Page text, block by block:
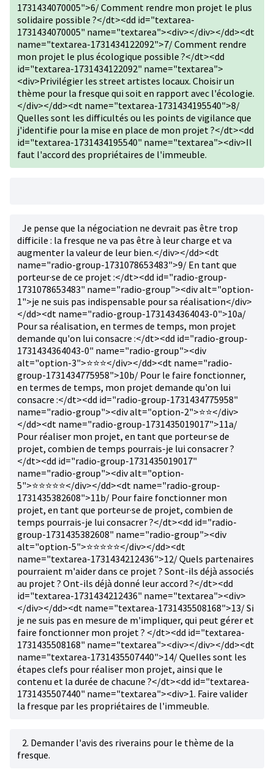
1731434070005">6/ Comment rendre mon projet le plus
solidaire possible ?</dt><dd id="textarea-
1731434070005" name="textarea"><div></div></dd><dt
name="textarea-1731434122092">7/ Comment rendre
mon projet le plus écologique possible ?</dt><dd
id="textarea-1731434122092" name="textarea">
<div>Privilégier les street artistes locaux. Choisir un
thème pour la fresque qui soit en rapport avec l'écologie.
</div></dd><dt name="textarea-1731434195540">8/
Quelles sont les difficultés ou les points de vigilance que
j'identifie pour la mise en place de mon projet ?</dt><dd
id="textarea-1731434195540" name="textarea"><div>Il
faut l'accord des propriétaires de l'immeuble.
Je pense que la négociation ne devrait pas être trop
difficile : la fresque ne va pas être à leur charge et va
augmenter la valeur de leur bien.</div></dd><dt
name="radio-group-1731078653483">9/ En tant que
porteur·se de ce projet :</dt><dd id="radio-group-
1731078653483" name="radio-group"><div alt="option-
1">je ne suis pas indispensable pour sa réalisation</div>
</dd><dt name="radio-group-1731434364043-0">10a/
Pour sa réalisation, en termes de temps, mon projet
demande qu'on lui consacre :</dt><dd id="radio-group-
1731434364043-0" name="radio-group"><div
alt="option-3">⭐⭐⭐</div></dd><dt name="radio-
group-1731434775958">10b/ Pour le faire fonctionner,
en termes de temps, mon projet demande qu'on lui
consacre :</dt><dd id="radio-group-1731434775958"
name="radio-group"><div alt="option-2">⭐⭐</div>
</dd><dt name="radio-group-1731435019017">11a/
Pour réaliser mon projet, en tant que porteur·se de
projet, combien de temps pourrais-je lui consacrer ?
</dt><dd id="radio-group-1731435019017"
name="radio-group"><div alt="option-
5">⭐⭐⭐⭐⭐</div></dd><dt name="radio-group-
1731435382608">11b/ Pour faire fonctionner mon
projet, en tant que porteur·se de projet, combien de
temps pourrais-je lui consacrer ?</dt><dd id="radio-
group-1731435382608" name="radio-group"><div
alt="option-5">⭐⭐⭐⭐⭐</div></dd><dt
name="textarea-1731434212436">12/ Quels partenaires
pourraient m'aider dans ce projet ? Sont-ils déjà associés
au projet ? Ont-ils déjà donné leur accord ?</dt><dd
id="textarea-1731434212436" name="textarea"><div>
</div></dd><dt name="textarea-1731435508168">13/ Si
je ne suis pas en mesure de m'impliquer, qui peut gérer et
faire fonctionner mon projet ? </dt><dd id="textarea-
1731435508168" name="textarea"><div></div></dd><dt
name="textarea-1731435507440">14/ Quelles sont les
étapes clefs pour réaliser mon projet, ainsi que le
contenu et la durée de chacune ?</dt><dd id="textarea-
1731435507440" name="textarea"><div>1. Faire valider
la fresque par les propriétaires de l'immeuble.
2. Demander l'avis des riverains pour le thème de la
fresque.